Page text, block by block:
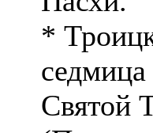
*
Святой